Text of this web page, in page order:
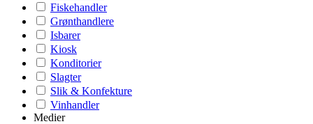
Fiskehandler
Grønthandlere
Isbarer
Kiosk
Konditorier
Slagter
Slik & Konfekture
Vinhandler
Medier